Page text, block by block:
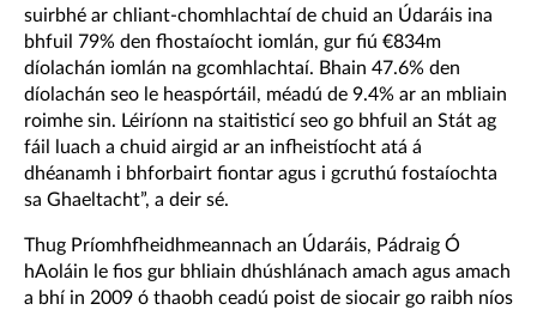
suirbhé ar chliant-chomhlachtaí de chuid an Údaráis ina
bhfuil 79% den fhostaíocht iomlán, gur fiú €834m
díolachán iomlán na gcomhlachtaí. Bhain 47.6% den
díolachán seo le heaspórtáil, méadú de 9.4% ar an mbliain
roimhe sin. Léiríonn na staitisticí seo go bhfuil an Stát ag
fáil luach a chuid airgid ar an infheistíocht atá á
dhéanamh i bhforbairt fiontar agus i gcruthú fostaíochta
sa Ghaeltacht”, a deir sé.
Thug Príomhfheidhmeannach an Údaráis, Pádraig Ó
hAoláin le fios gur bhliain dhúshlánach amach agus amach
a bhí in 2009 ó thaobh ceadú poist de siocair go raibh níos